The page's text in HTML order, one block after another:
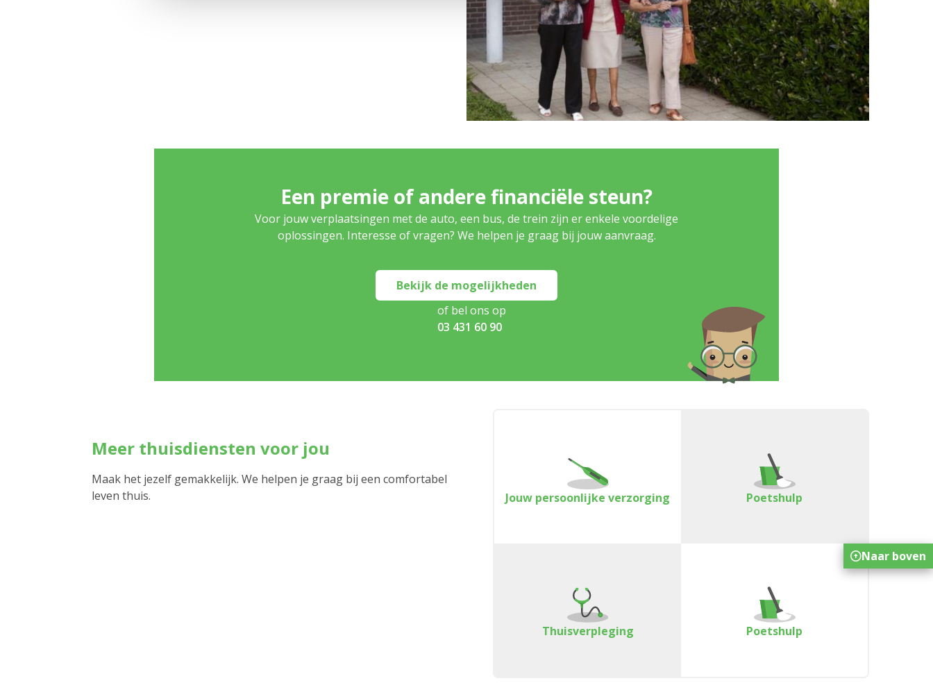
Een premie of andere financiële steun?
Voor jouw verplaatsingen met de auto, een bus, de trein zijn er enkele voordelige
oplossingen. Interesse of vragen? We helpen je graag bij jouw aanvraag.
Bekijk de mogelijkheden
of bel ons op
03 431 60 90
Meer thuisdiensten voor jou
Maak het jezelf gemakkelijk. We helpen je graag bij een comfortabel
leven thuis.
Jouw persoonlijke verzorging Poetshulp
Thuisverpleging Poetshulp
Naar boven